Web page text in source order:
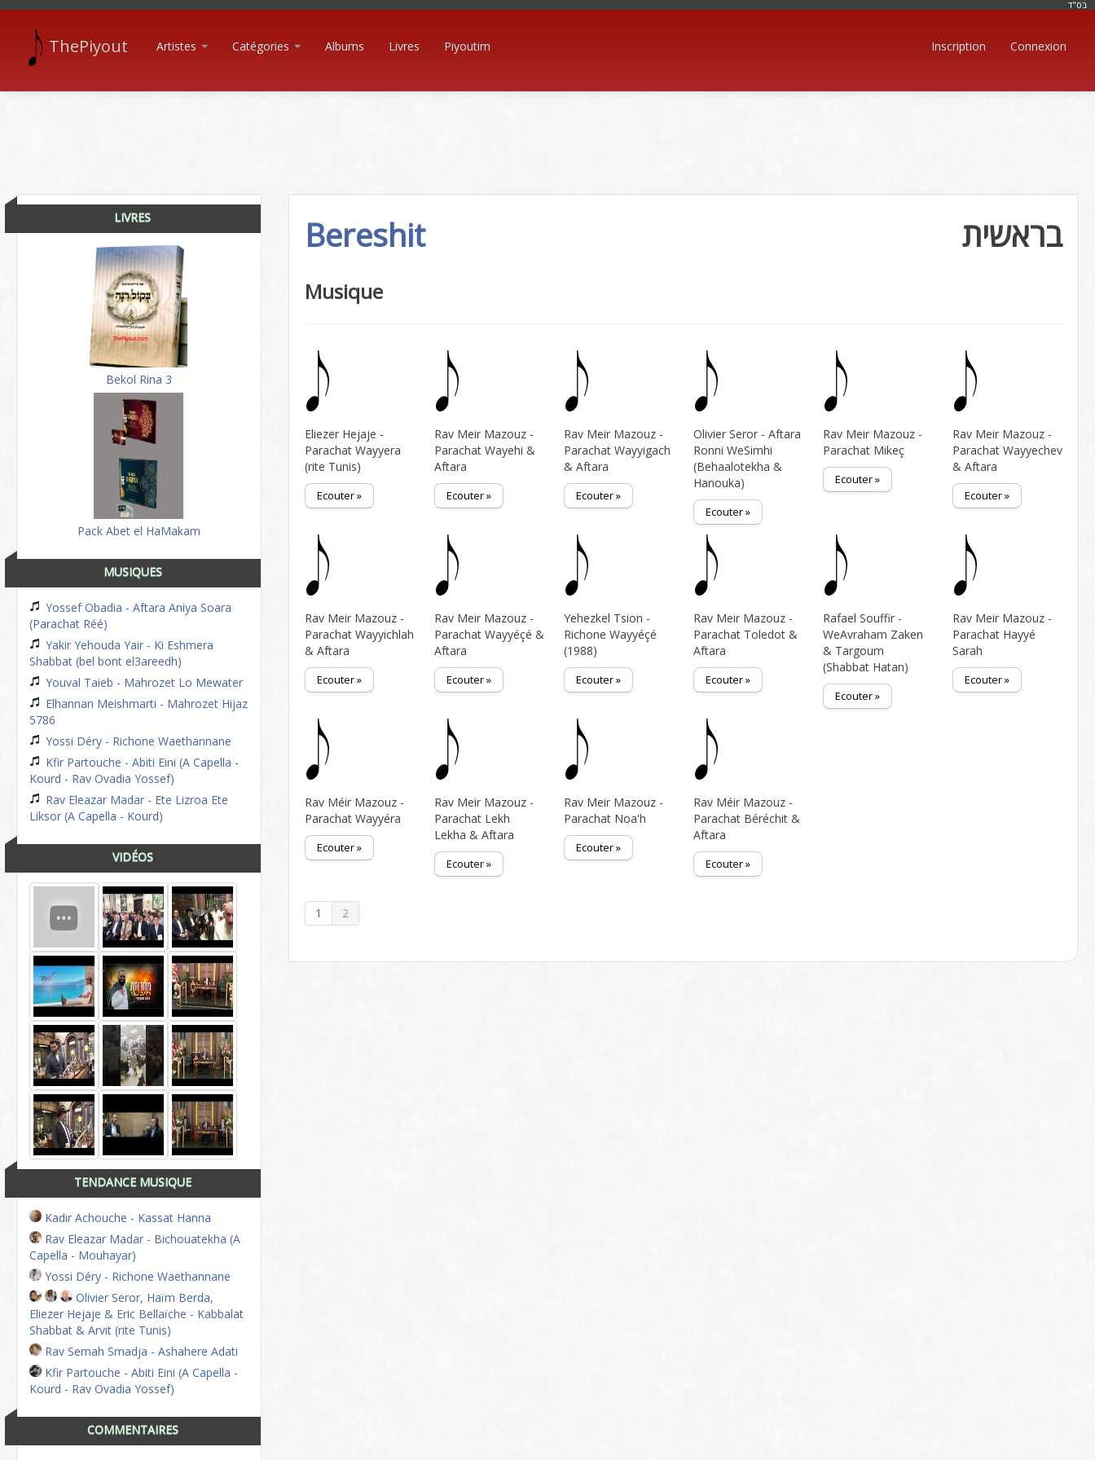
בּס"ד
ThePiyout Artistes Catégories Albums Livres Piyoutim Inscription Connexion
LIVRES
Bekol Rina 3
Pack Abet el HaMakam
MUSIQUES
Yossef Obadia - Aftara Aniya Soara
(Parachat Réé)
Yakir Yehouda Yair - Ki Eshmera
Shabbat (bel bont el3areedh)
Youval Taieb - Mahrozet Lo Mewater
Elhannan Meishmarti - Mahrozet Hijaz
5786
Yossi Déry - Richone Waethannane
Kfir Partouche - Abiti Eini (A Capella -
Kourd - Rav Ovadia Yossef)
Rav Eleazar Madar - Ete Lizroa Ete
Liksor (A Capella - Kourd)
VIDÉOS
TENDANCE MUSIQUE
Kadir Achouche - Kassat Hanna
Rav Eleazar Madar - Bichouatekha (A
Capella - Mouhayar)
Yossi Déry - Richone Waethannane
Olivier Seror, Haïm Berda,
Eliezer Hejaje & Eric Bellaïche - Kabbalat
Shabbat & Arvit (rite Tunis)
Rav Semah Smadja - Ashahere Adati
Kfir Partouche - Abiti Eini (A Capella -
Kourd - Rav Ovadia Yossef)
COMMENTAIRES
Bereshit בראשית
Musique
Eliezer Hejaje -
Parachat Wayyera
(rite Tunis)
Ecouter »
Rav Meir Mazouz -
Parachat Wayehi &
Aftara
Ecouter »
Rav Meir Mazouz -
Parachat Wayyigach
& Aftara
Ecouter »
Olivier Seror - Aftara
Ronni WeSimhi
(Behaalotekha &
Hanouka)
Ecouter »
Rav Meir Mazouz -
Parachat Mikeç
Ecouter »
Rav Meir Mazouz -
Parachat Wayyechev
& Aftara
Ecouter »
Rav Meir Mazouz -
Parachat Wayyichlah
& Aftara
Ecouter »
Rav Meir Mazouz -
Parachat Wayyéçé &
Aftara
Ecouter »
Yehezkel Tsion -
Richone Wayyéçé
(1988)
Ecouter »
Rav Meir Mazouz -
Parachat Toledot &
Aftara
Ecouter »
Rafael Souffir -
WeAvraham Zaken
& Targoum
(Shabbat Hatan)
Ecouter »
Rav Meir Mazouz -
Parachat Hayyé
Sarah
Ecouter »
Rav Méir Mazouz -
Parachat Wayyéra
Ecouter »
Rav Meir Mazouz -
Parachat Lekh
Lekha & Aftara
Ecouter »
Rav Meir Mazouz -
Parachat Noa'h
Ecouter »
Rav Méir Mazouz -
Parachat Béréchit &
Aftara
Ecouter »
1 2